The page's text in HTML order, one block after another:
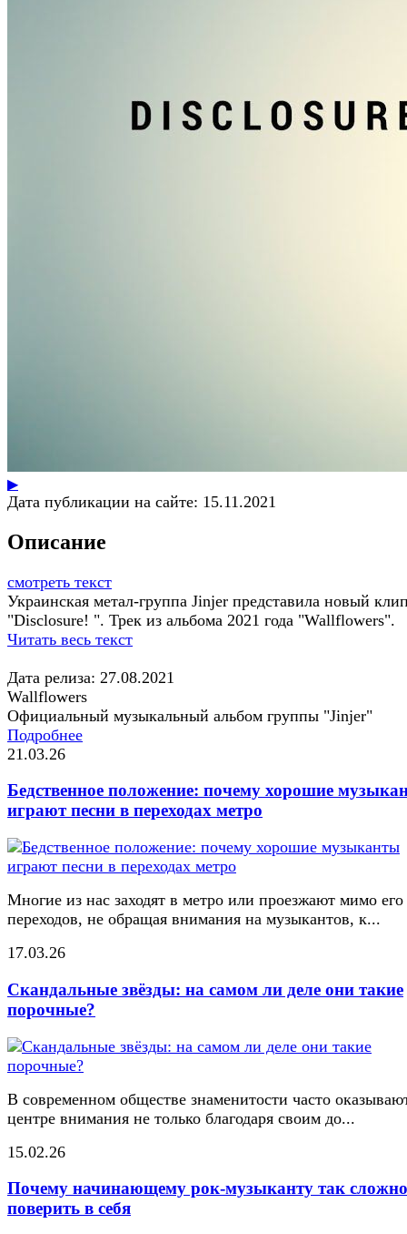
▶
Дата публикации на сайте: 15.11.2021
Описание
смотреть текст
Украинская метал-группа Jinjer представила новый
"Disclosure! ". Трек из альбома 2021 года "Wallflowers".
Читать весь текст
Дата релиза: 27.08.2021
Wallflowers
Официальный музыкальный альбом группы "Jinjer"
Подробнее
21.03.26
Бедственное положение: почему хорошие
играют песни в переходах метро
Многие из нас заходят в метро или проезжают мимо его
переходов, не обращая внимания на музыкантов, к...
17.03.26
Скандальные звёзды: на самом ли деле они такие
порочные?
В современном обществе знаменитости часто
центре внимания не только благодаря своим до...
15.02.26
Почему начинающему рок-музыканту так сложно
поверить в себя